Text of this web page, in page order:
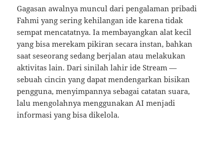
Gagasan awalnya muncul dari pengalaman pribadi
Fahmi yang sering kehilangan ide karena tidak
sempat mencatatnya. Ia membayangkan alat kecil
yang bisa merekam pikiran secara instan, bahkan
saat seseorang sedang berjalan atau melakukan
aktivitas lain. Dari sinilah lahir ide Stream —
sebuah cincin yang dapat mendengarkan bisikan
pengguna, menyimpannya sebagai catatan suara,
lalu mengolahnya menggunakan AI menjadi
informasi yang bisa dikelola.